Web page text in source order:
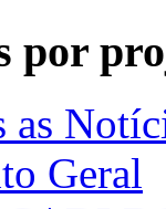
por
as
Geral